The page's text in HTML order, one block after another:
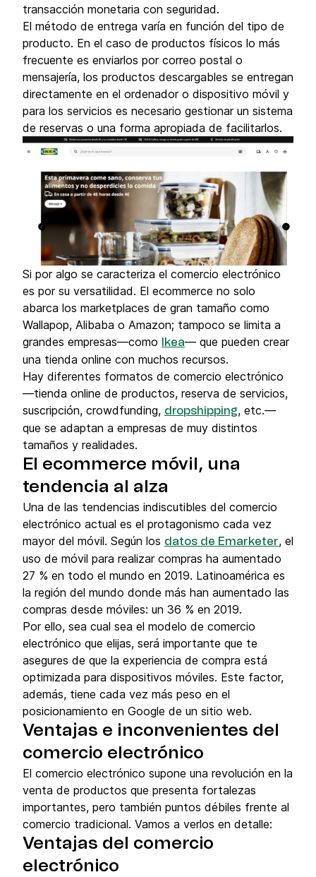
transacción monetaria con seguridad.
El método de entrega varía en función del tipo de
producto. En el caso de productos físicos lo más
frecuente es enviarlos por correo postal o
mensajería, los productos descargables se entregan
directamente en el ordenador o dispositivo móvil y
para los servicios es necesario gestionar un sistema
de reservas o una forma apropiada de facilitarlos.
Si por algo se caracteriza el comercio electrónico
es por su versatilidad. El ecommerce no solo
abarca los marketplaces de gran tamaño como
Wallapop, Alibaba o Amazon; tampoco se limita a
grandes empresas—como
Ikea— que pueden crear
una tienda online con muchos recursos.
Hay diferentes formatos de comercio electrónico
—tienda online de productos, reserva de servicios,
suscripción, crowdfunding, dropshipping, etc.—
que se adaptan a empresas de muy distintos
tamaños y realidades.
El ecommerce móvil, una
tendencia al alza
Una de las tendencias indiscutibles del comercio
electrónico actual es el protagonismo cada vez
mayor del móvil. Según los datos de Emarketer, el
uso de móvil para realizar compras ha aumentado
27 % en todo el mundo en 2019. Latinoamérica es
la región del mundo donde más han aumentado las
compras desde móviles: un 36 % en 2019.
Por ello, sea cual sea el modelo de comercio
electrónico que elijas, será importante que te
asegures de que la experiencia de compra está
optimizada para dispositivos móviles. Este factor,
además, tiene cada vez más peso en el
posicionamiento en Google de un sitio web.
Ventajas e inconvenientes del
comercio electrónico
El comercio electrónico supone una revolución en la
venta de productos que presenta fortalezas
importantes, pero también puntos débiles frente al
comercio tradicional. Vamos a verlos en detalle:
Ventajas del comercio
electrónico